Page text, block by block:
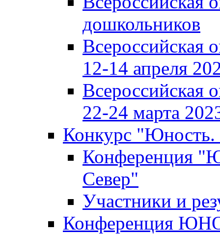
дошкольников
Всероссийская
12-14 апреля
Всероссийская
22-24 марта
Конкурс "Юность.
Конференция
Север"
Участники и
Конференция